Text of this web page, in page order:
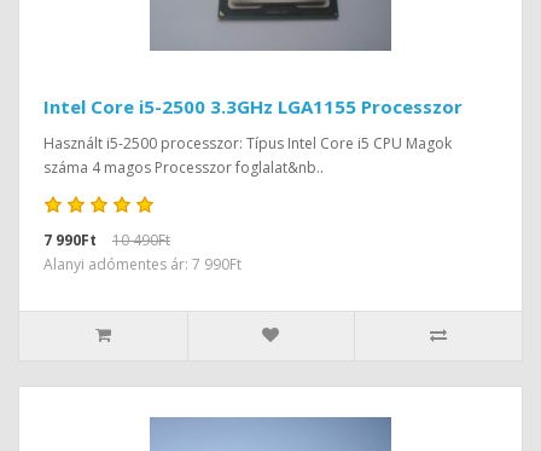
Intel Core i5-2500 3.3GHz LGA1155 Processzor
Használt i5-2500 processzor: Típus Intel Core i5 CPU Magok
száma 4 magos Processzor foglalat&nb..
7 990Ft
10 490Ft
Alanyi adómentes ár: 7 990Ft